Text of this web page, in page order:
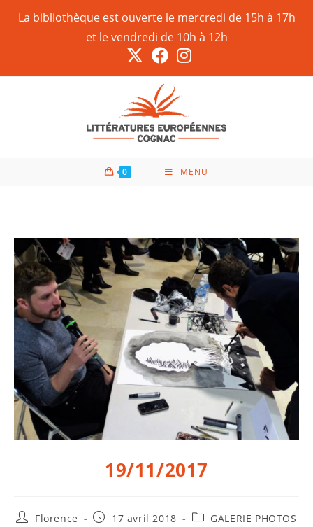
La bibliothèque est ouverte le mercredi de 15h à 17h
et le vendredi de 10h à 12h
0 MENU
19/11/2017
Florence 17 avril 2018 GALERIE PHOTOS